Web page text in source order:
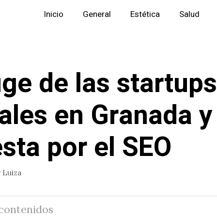
Inicio General Estética Salud
de las startups
en Granada
por el SEO
Luiza